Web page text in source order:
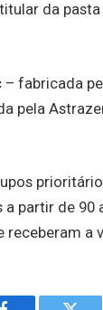
da
– fabricada
pela
partir de 90
a